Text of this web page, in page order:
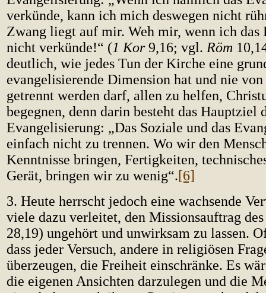
verkünde, kann ich mich deswegen nicht
Zwang liegt auf mir. Weh mir, wenn ich das
nicht verkünde!“ (1 Kor9,16; vgl. Röm
deutlich, wie jedes Tun der Kirche eine
evangelisierende Dimension hat und nie
getrennt werden darf, allen zu helfen,
begegnen, denn darin besteht das Hauptziel
Evangelisierung: „Das Soziale und das
einfach nicht zu trennen. Wo wir den
Kenntnisse bringen, Fertigkeiten,
Gerät, bringen wir zu wenig“.[6]
3. Heute herrscht jedoch eine wachsende
viele dazu verleitet, den Missionsauftrag
28,19) ungehört und unwirksam zu lassen.
dass jeder Versuch, andere in religiösen
überzeugen, die Freiheit einschränke. Es
die eigenen Ansichten darzulegen und die